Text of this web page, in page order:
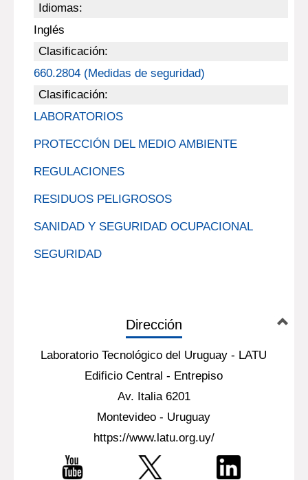
Idiomas:
Inglés
Clasificación:
660.2804 (Medidas de seguridad)
Clasificación:
LABORATORIOS
PROTECCIÓN DEL MEDIO AMBIENTE
REGULACIONES
RESIDUOS PELIGROSOS
SANIDAD Y SEGURIDAD OCUPACIONAL
SEGURIDAD
Dirección
Laboratorio Tecnológico del Uruguay - LATU
Edificio Central - Entrepiso
Av. Italia 6201
Montevideo - Uruguay
https://www.latu.org.uy/